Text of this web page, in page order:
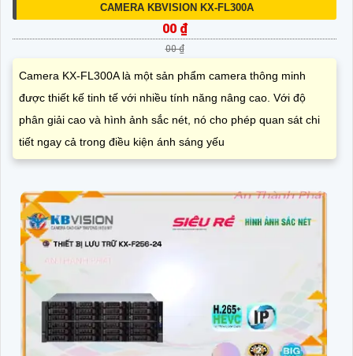
CAMERA KBVISION KX-FL300A
00 ₫
00 ₫
Camera KX-FL300A là một sản phẩm camera thông minh
được thiết kế tinh tế với nhiều tính năng nâng cao. Với độ
phân giải cao và hình ảnh sắc nét, nó cho phép quan sát chi
tiết ngay cả trong điều kiện ánh sáng yếu